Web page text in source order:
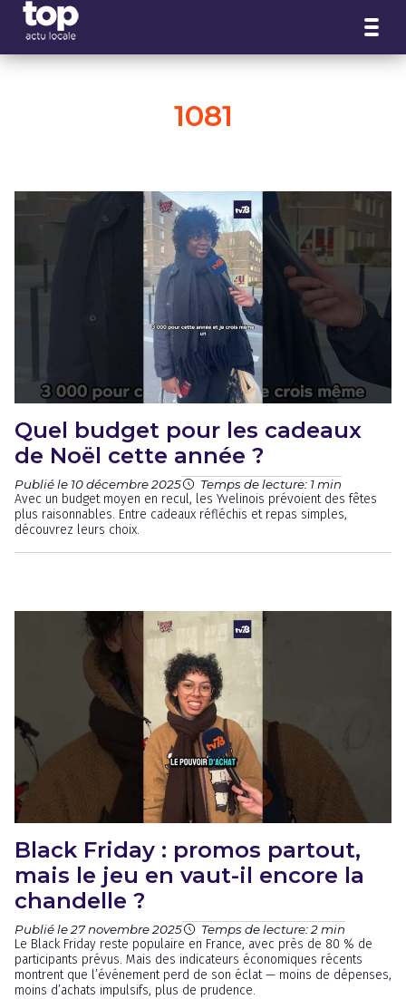
1081
Quel budget pour les cadeaux
de Noël cette année ?
Publié le 10 décembre 2025 Temps de lecture: 1 min
Avec un budget moyen en recul, les Yvelinois prévoient des fêtes
plus raisonnables. Entre cadeaux réfléchis et repas simples,
découvrez leurs choix.
Black Friday : promos partout,
mais le jeu en vaut-il encore la
chandelle ?
Publié le 27 novembre 2025 Temps de lecture: 2 min
Le Black Friday reste populaire en France, avec près de 80 % de
participants prévus. Mais des indicateurs économiques récents
montrent que l’événement perd de son éclat — moins de dépenses,
moins d’achats impulsifs, plus de prudence.
Panneau de gestion des cookies